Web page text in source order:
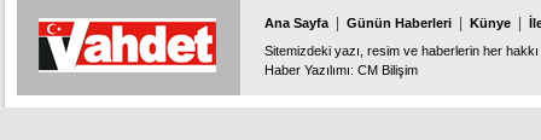
Ana Sayfa Günün Haberleri Künye
Sitemizdeki yazı, resim ve haberlerin her
Haber Yazılımı: CM Bilişim